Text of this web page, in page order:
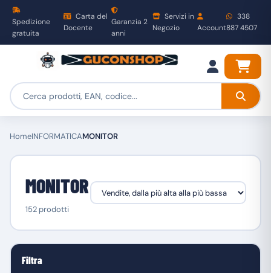
Spedizione
gratuita
Carta del
Docente
Garanzia 2
anni
Servizi in
Negozio
Account
338
887 4507
HomeINFORMATICAMONITOR
MONITOR
152 prodotti
Filtra